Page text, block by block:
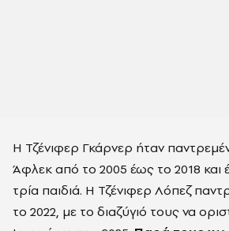
Η Τζένιφερ Γκάρνερ ήταν
Άφλεκ από το 2005 έως το 2018 και
τρία παιδιά. Η Τζένιφερ Λόπεζ
το 2022, με το διαζύγιό τους να